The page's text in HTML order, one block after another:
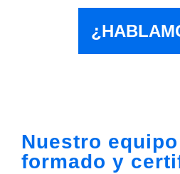
Nuestro
formado y